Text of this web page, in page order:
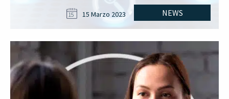
NEWS
15 15 Marzo 2023